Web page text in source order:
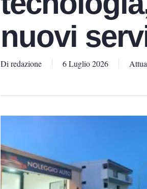
nuovi
Di redazione 6 Luglio 2026